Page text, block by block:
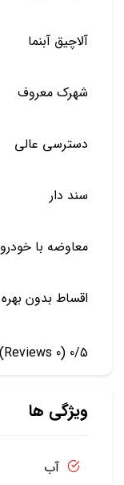
آلاچیق آبنما
شهرک معروف
دسترسی عالی
سند دار
معاوضه با خودرو
اقساط بدون بهره
0/5
(0 Reviews)
ویژگی ها
آب